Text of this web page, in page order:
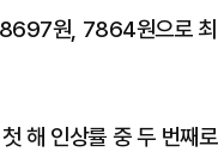
8697원, 7864원으로 최
해 인상률 중 두 번째로